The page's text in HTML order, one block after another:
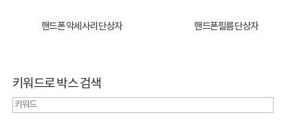
핸드폰 악세사리 단상자 핸드폰필름 단상자
키워드로 박스 검색